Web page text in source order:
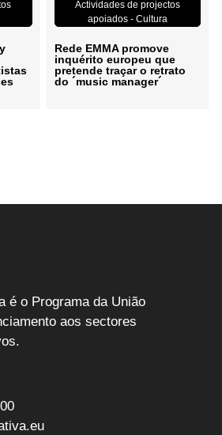
Prémios
EMMA
promove
inquérito
retrato
Actividades de projectos
apoiados - Cultura
Rede EMMA promove
inquérito europeu que
pretende traçar o retrato
do ´music manager´
é o Programa da União
aos sectores